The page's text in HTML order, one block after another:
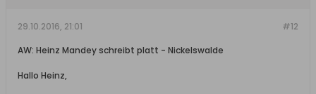
#12
29.10.2016, 21:01
AW: Heinz Mandey schreibt platt - Nickelswalde
Hallo Heinz,